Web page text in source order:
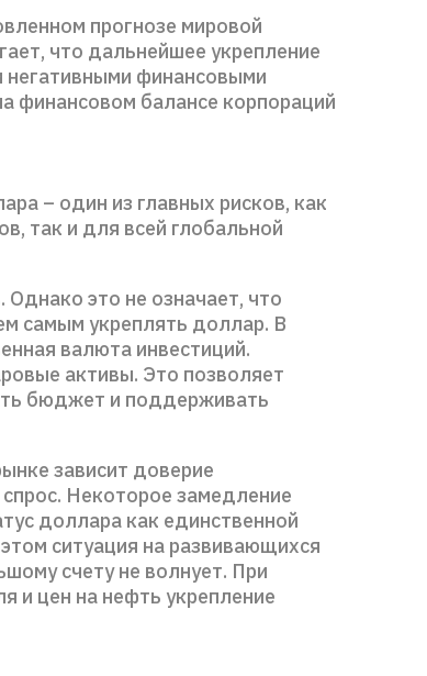
прогнозе мировой
что дальнейшее укрепление
негативными финансовыми
финансовом балансе корпораций
– один из главных рисков, как
так и для всей глобальной
это не означает, что
самым укреплять доллар. В
валюта инвестиций.
активы. Это позволяет
бюджет и поддерживать
зависит доверие
Некоторое замедление
доллара как единственной
ситуация на развивающихся
счету не волнует. При
и цен на нефть укрепление